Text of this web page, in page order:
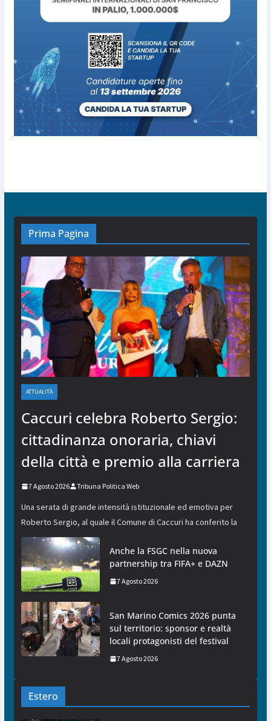
Prima Pagina
ATTUALITÀ
Caccuri celebra Roberto Sergio:
cittadinanza onoraria, chiavi
della città e premio alla carriera
7 Agosto 2026 Tribuna Politica Web
Una serata di grande intensità istituzionale ed emotiva per
Roberto Sergio, al quale il Comune di Caccuri ha conferito la
Anche la FSGC nella nuova
partnership tra FIFA+ e DAZN
7 Agosto 2026
San Marino Comics 2026 punta
sul territorio: sponsor e realtà
locali protagonisti del festival
7 Agosto 2026
Estero